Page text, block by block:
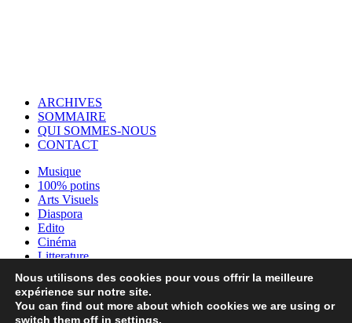
Nous utilisons des cookies pour vous offrir la meilleure
expérience sur notre site.
You can find out more about which cookies we are using or
switch them off in settings.
ARCHIVES
SOMMAIRE
QUI SOMMES-NOUS
CONTACT
Musique
100% potins
Arts Visuels
Diaspora
Edito
Cinéma
Litterature
Danses
Théâtre
Média